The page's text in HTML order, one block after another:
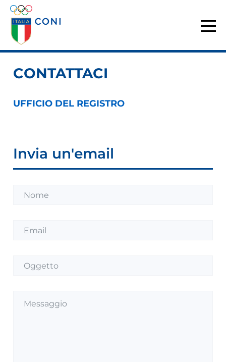
CONTATTACI
UFFICIO DEL REGISTRO
Invia un'email